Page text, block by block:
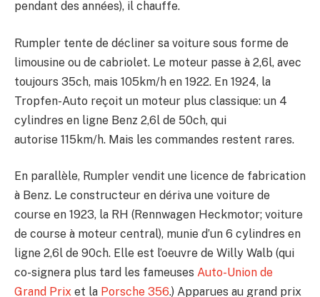
pendant des années), il chauffe.
Rumpler tente de décliner sa voiture sous forme de
limousine ou de cabriolet. Le moteur passe à 2,6l, avec
toujours 35ch, mais 105km/h en 1922. En 1924, la
Tropfen-Auto reçoit un moteur plus classique: un 4
cylindres en ligne Benz 2,6l de 50ch, qui
autorise 115km/h. Mais les commandes restent rares.
En parallèle, Rumpler vendit une licence de fabrication
à Benz. Le constructeur en dériva une voiture de
course en 1923, la RH (Rennwagen Heckmotor; voiture
de course à moteur central), munie d’un 6 cylindres en
ligne 2,6l de 90ch. Elle est l’oeuvre de Willy Walb (qui
co-signera plus tard les fameuses Auto-Union de
Grand Prix et la Porsche 356.) Apparues au grand prix